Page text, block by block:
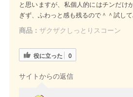
と思いますが、私個人的にはチンだけ
ぎず、ふわっと感も残るので＾＾試し
商品： ザクザクしっとりスコーン
役に立った 0
サイトからの返信